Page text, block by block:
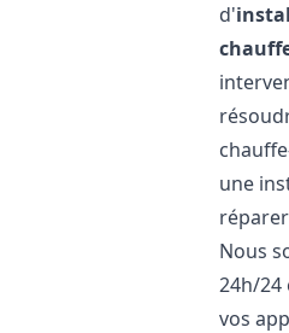
d'
une
Nous
24h/24
vos